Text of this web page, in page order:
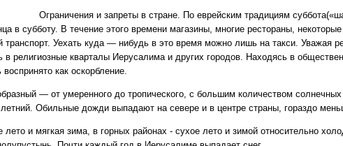
Россиия -
онлайн
Ограничения и запреты в стране. По еврейским традициям
в субботу. В течение этого времени магазины, многие рестораны,
транспорт. Уехать куда — нибудь в это время можно лишь на такси. Уважая
в религиозные кварталы Иерусалима и других городов. Находясь в
как оскорбление.
— от умеренного до тропического, с большим количеством
Обильные дожди выпадают на севере и в центре страны, гораздо
и мягкая зима, в горных районах - сухое лето и зимой относительно